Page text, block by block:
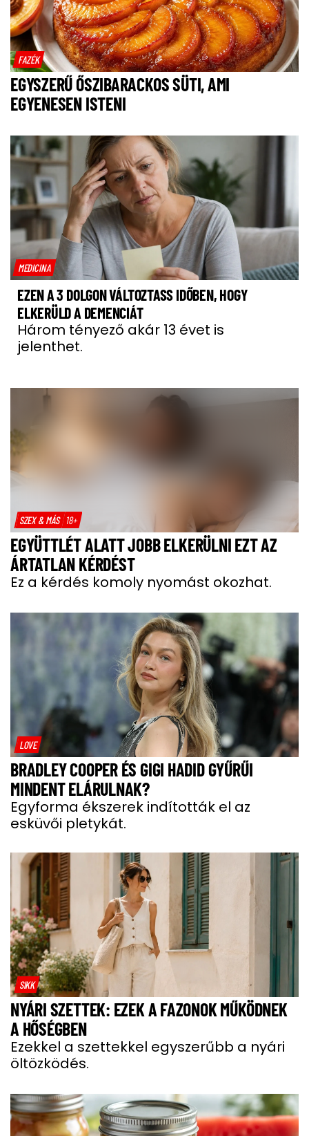
FAZÉK
EGYSZERŰ ŐSZIBARACKOS SÜTI, AMI
EGYENESEN ISTENI
MEDICINA
EZEN A 3 DOLGON VÁLTOZTASS IDŐBEN, HOGY
ELKERÜLD A DEMENCIÁT
Három tényező akár 13 évet is
jelenthet.
SZEX & MÁS 18+
EGYÜTTLÉT ALATT JOBB ELKERÜLNI EZT AZ
ÁRTATLAN KÉRDÉST
Ez a kérdés komoly nyomást okozhat.
LOVE
BRADLEY COOPER ÉS GIGI HADID GYŰRŰI
MINDENT ELÁRULNAK?
Egyforma ékszerek indították el az
esküvői pletykát.
SIKK
NYÁRI SZETTEK: EZEK A FAZONOK MŰKÖDNEK
A HŐSÉGBEN
Ezekkel a szettekkel egyszerűbb a nyári
öltözködés.